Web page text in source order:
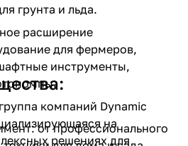
грунта и льда.
расширение
для фермеров,
инструменты,
компаний Dynamic
на
решениях для
от профессионального